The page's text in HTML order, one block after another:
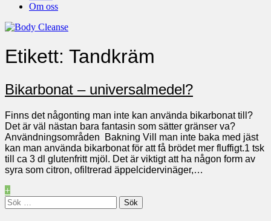
Om oss
Etikett: Tandkräm
Bikarbonat – universalmedel?
Finns det någonting man inte kan använda bikarbonat till?
Det är väl nästan bara fantasin som sätter gränser va?
Användningsområden Bakning Vill man inte baka med jäst
kan man använda bikarbonat för att få brödet mer fluffigt.1 tsk
till ca 3 dl glutenfritt mjöl. Det är viktigt att ha någon form av
syra som citron, ofiltrerad äppelcidervinäger,…
+
Sök
efter: